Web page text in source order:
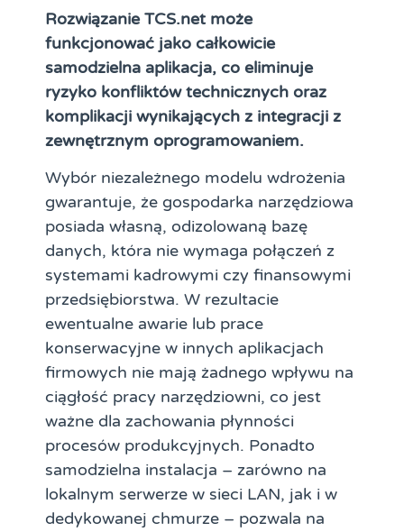
Rozwiązanie TCS.net może
funkcjonować jako całkowicie
samodzielna aplikacja, co eliminuje
ryzyko konfliktów technicznych oraz
komplikacji wynikających z integracji z
zewnętrznym oprogramowaniem.
Wybór niezależnego modelu wdrożenia
gwarantuje, że gospodarka narzędziowa
posiada własną, odizolowaną bazę
danych, która nie wymaga połączeń z
systemami kadrowymi czy finansowymi
przedsiębiorstwa. W rezultacie
ewentualne awarie lub prace
konserwacyjne w innych aplikacjach
firmowych nie mają żadnego wpływu na
ciągłość pracy narzędziowni, co jest
ważne dla zachowania płynności
procesów produkcyjnych. Ponadto
samodzielna instalacja – zarówno na
lokalnym serwerze w sieci LAN, jak i w
dedykowanej chmurze – pozwala na